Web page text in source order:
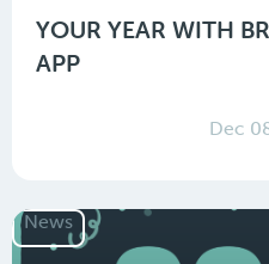
YOUR YEAR WITH
APP
Dec
News